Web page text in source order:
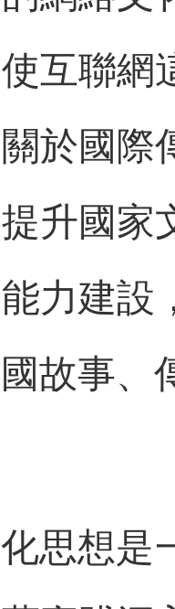
互聯網
於國際
升國家
力建設
故事、
思想是